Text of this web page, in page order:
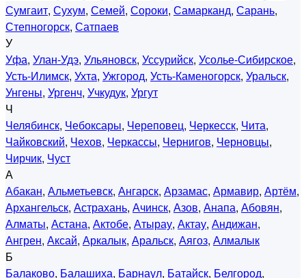
Сумгаит, Сухум, Семей, Сороки, Самарканд, Сарань,
Степногорск, Сатпаев
У
Уфа, Улан-Удэ, Ульяновск, Уссурийск, Усолье-Сибирское,
Усть-Илимск, Ухта, Ужгород, Усть-Каменогорск, Уральск,
Унгены, Ургенч, Учкудук, Ургут
Ч
Челябинск, Чебоксары, Череповец, Черкесск, Чита,
Чайковский, Чехов, Черкассы, Чернигов, Черновцы,
Чирчик, Чуст
А
Абакан, Альметьевск, Ангарск, Арзамас, Армавир, Артём,
Архангельск, Астрахань, Ачинск, Азов, Анапа, Абовян,
Алматы, Астана, Актобе, Атырау, Актау, Андижан,
Ангрен, Аксай, Аркалык, Аральск, Аягоз, Алмалык
Б
Балаково, Балашиха, Барнаул, Батайск, Белгород,